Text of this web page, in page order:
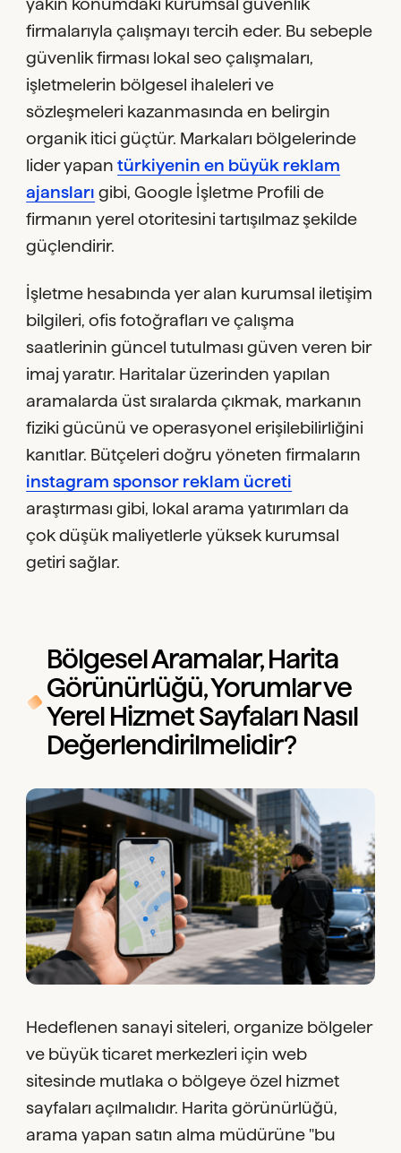
yakın konumdaki kurumsal güvenlik
firmalarıyla çalışmayı tercih eder. Bu sebeple
güvenlik firması lokal seo çalışmaları,
işletmelerin bölgesel ihaleleri ve
sözleşmeleri kazanmasında en belirgin
organik itici güçtür. Markaları bölgelerinde
lider yapantürkiyenin en büyük reklam
ajansları gibi, Google İşletme Profili de
firmanın yerel otoritesini tartışılmaz şekilde
güçlendirir.
İşletme hesabında yer alan kurumsal iletişim
bilgileri, ofis fotoğrafları ve çalışma
saatlerinin güncel tutulması güven veren bir
imaj yaratır. Haritalar üzerinden yapılan
aramalarda üst sıralarda çıkmak, markanın
fiziki gücünü ve operasyonel erişilebilirliğini
kanıtlar. Bütçeleri doğru yöneten firmaların
instagram sponsor reklam ücreti
araştırması gibi, lokal arama yatırımları da
çok düşük maliyetlerle yüksek kurumsal
getiri sağlar.
Bölgesel Aramalar, Harita
Görünürlüğü, Yorumlar ve
Yerel Hizmet Sayfaları Nasıl
Değerlendirilmelidir?
Hedeflenen sanayi siteleri, organize bölgeler
ve büyük ticaret merkezleri için web
sitesinde mutlaka o bölgeye özel hizmet
sayfaları açılmalıdır. Harita görünürlüğü,
arama yapan satın alma müdürüne "bu